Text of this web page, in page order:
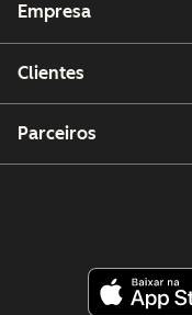
Empresa
Clientes
Parceiros